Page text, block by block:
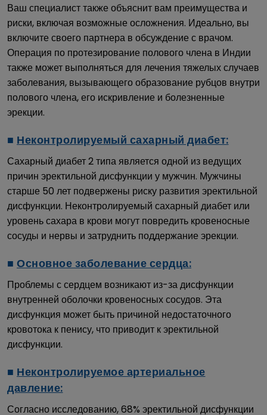
Ваш специалист также объяснит вам преимущества и
риски, включая возможные осложнения. Идеально, вы
включите своего партнера в обсуждение с врачом.
Операция по протезирование полового члена в Индии
также может выполняться для лечения тяжелых случаев
заболевания, вызывающего образование рубцов внутри
полового члена, его искривление и болезненные
эрекции.
■ Неконтролируемый сахарный диабет:
Сахарный диабет 2 типа является одной из ведущих
причин эректильной дисфункции у мужчин. Мужчины
старше 50 лет подвержены риску развития эректильной
дисфункции. Неконтролируемый сахарный диабет или
уровень сахара в крови могут повредить кровеносные
сосуды и нервы и затруднить поддержание эрекции.
■ Основное заболевание сердца:
Проблемы с сердцем возникают из-за дисфункции
внутренней оболочки кровеносных сосудов. Эта
дисфункция может быть причиной недостаточного
кровотока к пенису, что приводит к эректильной
дисфункции.
■ Неконтролируемое артериальное
давление:
Согласно исследованию, 68% эректильной дисфункции